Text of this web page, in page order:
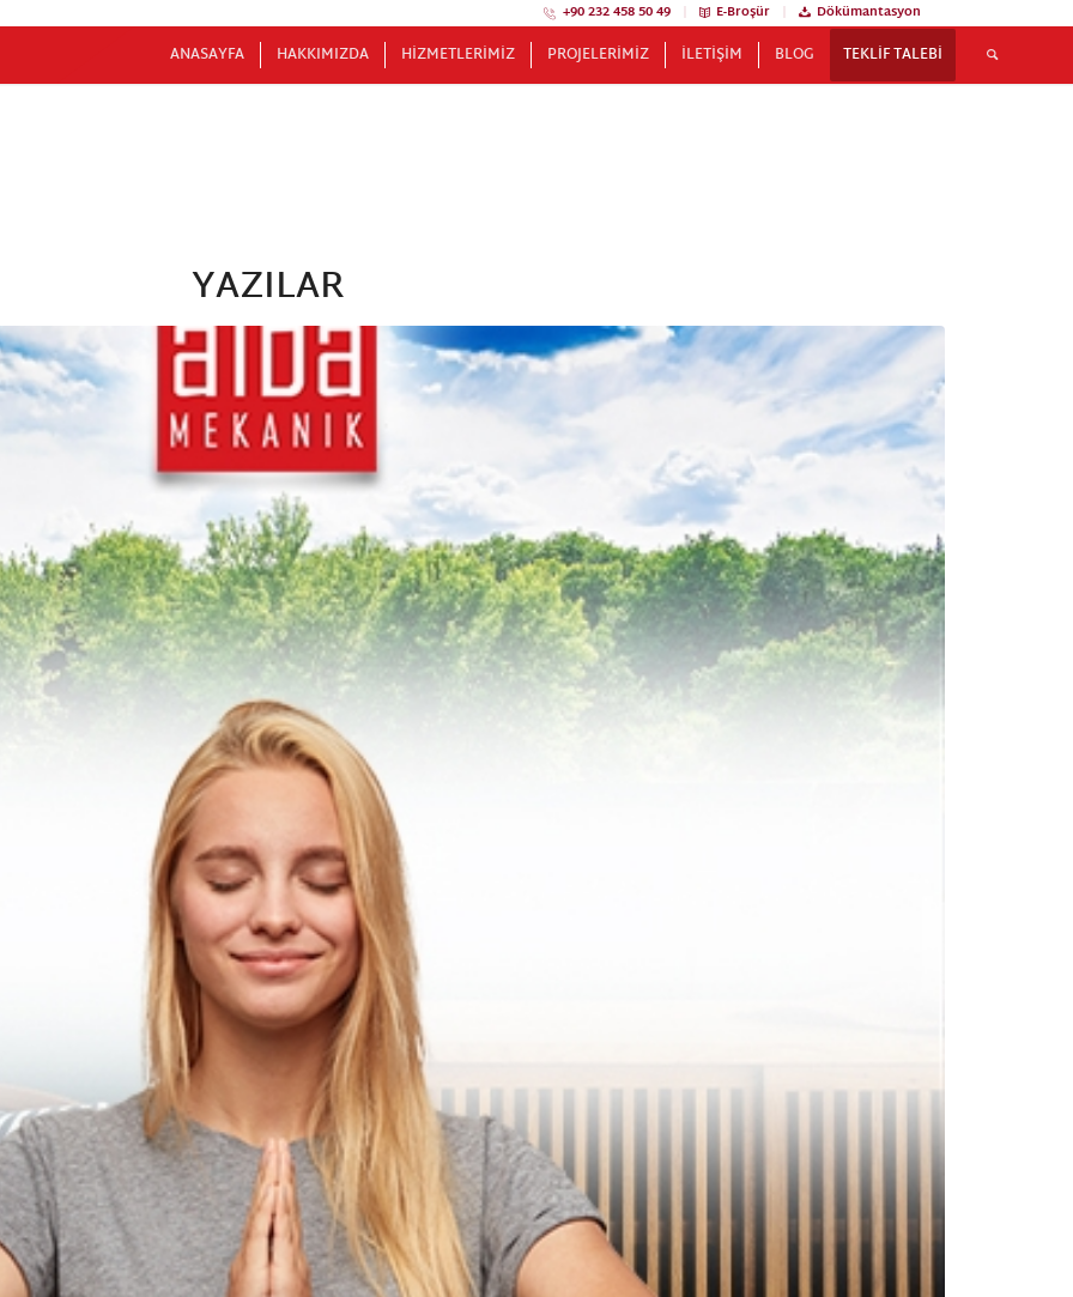
+90 232 458 50 49 | E-Broşür | Dökümantasyon
ANASAYFA HAKKIMIZDA HIZMETLERIMIZ PROJELERIMIZ İLETIŞIM BLOG TEKLIF TALEBI
YAZILAR